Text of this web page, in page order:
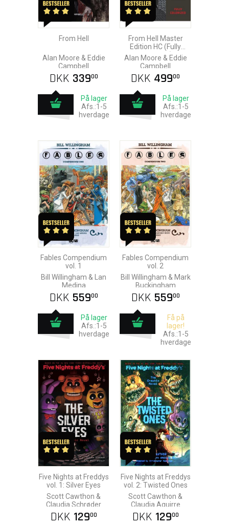
From Hell
Alan Moore & Eddie
Campbell
DKK 33900
På lager
Afs.:1-5
hverdage
From Hell Master
Edition HC (Fully
Colorized)
Alan Moore & Eddie
Campbell
DKK 49900
På lager
Afs.:1-5
hverdage
Fables Compendium
vol. 1
Bill Willingham & Lan
Medina
DKK 55900
På lager
Afs.:1-5
hverdage
Fables Compendium
vol. 2
Bill Willingham & Mark
Buckingham
DKK 55900
Få på
lager!
Afs.:1-5
hverdage
Five Nights at Freddys
vol. 1: Silver Eyes
Scott Cawthon &
Claudia Schrøder
DKK 12900
Five Nights at Freddys
vol. 2: Twisted Ones
Scott Cawthon &
Claudia Aguirre
DKK 12900